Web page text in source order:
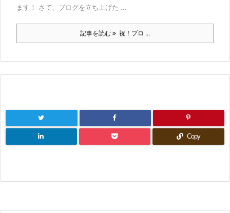
ます！ さて、ブログを立ち上げた ...
記事を読む 祝！ブロ ...
Copy